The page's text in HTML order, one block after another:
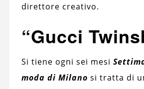
direttore creativo.
“Gucci
Si tiene ogni sei mesi
moda di Milano si tratta di